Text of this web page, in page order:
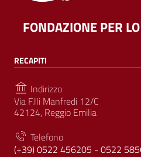
FONDAZIONE PER
RECAPITI
Indirizzo
Via F.lli Manfredi 12/C
42124, Reggio Emilia
Telefono
(+39) 0522 456205 - 0522